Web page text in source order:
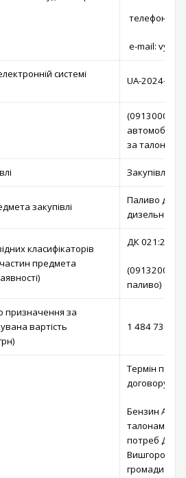
телефон:
e-mail:
системі
UA-2024-02-
(09130000-9)
за талонами)
Закупівля
закупівлі
Паливо для
дизельне
класифікаторів
частин предмета
ДК 021:2015
(09132000-3
паливо)
призначення за
вартість
1 484 730,00
Термін
договору по
Бензин А –
талонами)
потреб
громади №1.